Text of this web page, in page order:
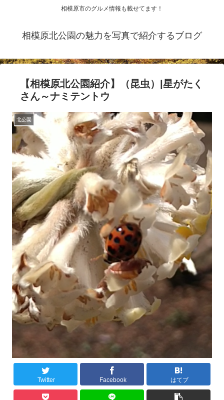
相模原市のグルメ情報も載せてます！
相模原北公園の魅力を写真で紹介するブログ
【相模原北公園紹介】（昆虫）|星がたく
さん～ナミテントウ
北公園
Twitter Facebook はてブ